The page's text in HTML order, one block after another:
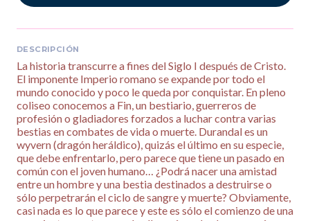
DESCRIPCIÓN
La historia transcurre a fines del Siglo I después de Cristo.
El imponente Imperio romano se expande por todo el
mundo conocido y poco le queda por conquistar. En pleno
coliseo conocemos a Fin, un bestiario, guerreros de
profesión o gladiadores forzados a luchar contra varias
bestias en combates de vida o muerte. Durandal es un
wyvern (dragón heráldico), quizás el último en su especie,
que debe enfrentarlo, pero parece que tiene un pasado en
común con el joven humano… ¿Podrá nacer una amistad
entre un hombre y una bestia destinados a destruirse o
sólo perpetrarán el ciclo de sangre y muerte? Obviamente,
casi nada es lo que parece y este es sólo el comienzo de una